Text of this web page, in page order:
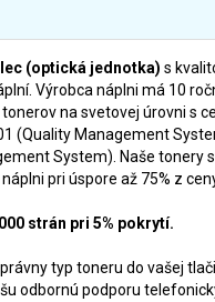
(optická jednotka) s
Výrobca náplni má 10
na svetovej úrovni s
(Quality Management
System). Naše tonery
pri úspore až 75% z
strán pri 5% pokrytí.
typ toneru do vašej
odbornú podporu